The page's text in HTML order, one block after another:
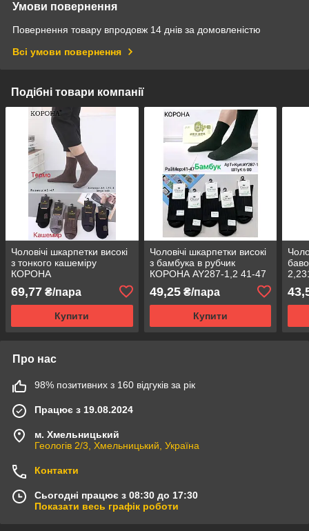
Умови повернення
Повернення товару впродовж 14 днів за домовленістю
Всі умови повернення
Подібні товари компанії
Чоловічі шкарпетки високі
з тонкого кашеміру
КОРОНА
AY326,217,175.216 41-47
асорті AY175-3
69,77 ₴/пара
Купити
Чоловічі шкарпетки високі
з бамбука в рубчик
КОРОНА AY287-1,2 41-47
49,25₴/пара
Купити
Про нас
98% позитивних з 160 відгуків за рік
Працює з 19.08.2024
м. Хмельницький
Геологів 2/3, Хмельницький, Україна
Контакти
Сьогодні працює з 08:30 до 17:30
Показати весь графік роботи